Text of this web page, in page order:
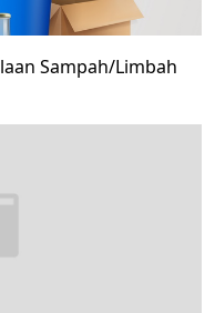
Sampah/Limbah